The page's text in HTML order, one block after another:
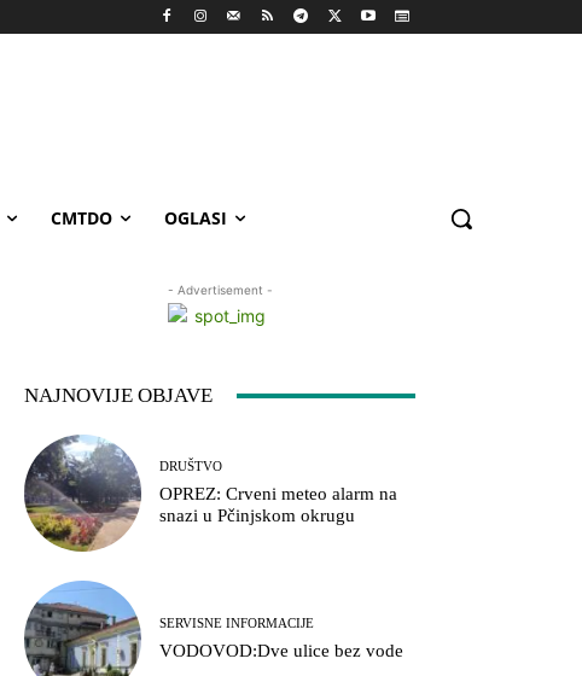
CMTDO OGLASI
- Advertisement -
NAJNOVIJE OBJAVE
DRUŠTVO
OPREZ: Crveni meteo alarm na
snazi u Pčinjskom okrugu
SERVISNE INFORMACIJE
VODOVOD:Dve ulice bez vode